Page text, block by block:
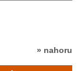
» nahoru